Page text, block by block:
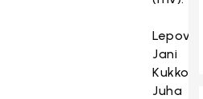
Jani
Kukkola,
Juha